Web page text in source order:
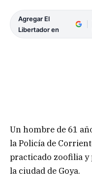
Agregar El
Libertador en
Un hombre de 61
la Policía de
practicado zoofilia y
la ciudad de Goya.